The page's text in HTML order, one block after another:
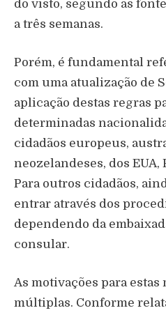
do visto, segundo as
a três semanas.
Porém, é fundamental
com uma atualização de
aplicação destas regras
determinadas
cidadãos europeus,
neozelandeses, dos EUA,
Para outros cidadãos,
entrar através dos
dependendo da
consular.
As motivações para estas
múltiplas. Conforme